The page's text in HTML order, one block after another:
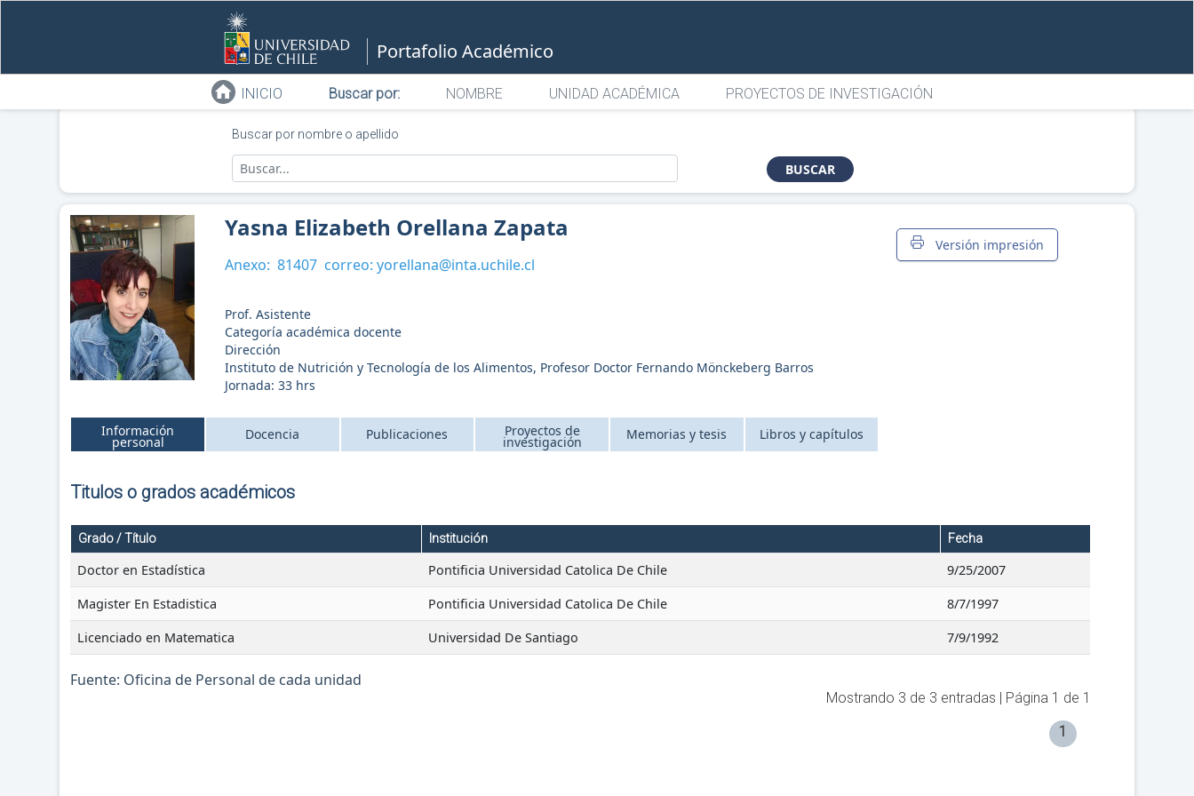
Portafolio Académico
INICIO Buscar por: NOMBRE UNIDAD ACADÉMICA PROYECTOS DE INVESTIGACIÓN
Buscar por nombre o apellido
BUSCAR
Versión impresión
Yasna Elizabeth Orellana Zapata
Anexo: 81407 correo: yorellana@inta.uchile.cl
Prof. Asistente
Categoría académica docente
Dirección
Instituto de Nutrición y Tecnología de los Alimentos, Profesor Doctor Fernando Mönckeberg Barros
Jornada: 33hrs
Información
personal Docencia Publicaciones Proyectos de
investigación Memorias y tesis Libros y capítulos
Titulos o grados académicos
Grado / Título Institución Fecha
Doctor en Estadística Pontificia Universidad Catolica De Chile
9/25/2007
Magister En Estadistica
Pontificia Universidad Catolica De Chile
8/7/1997
Licenciado en Matematica
Universidad De Santiago 7/9/1992
Fuente: Oficina de Personal de cada unidad
Mostrando 3 de 3 entradas | Página 1 de 1
1